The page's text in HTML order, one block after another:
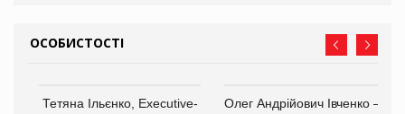
ОСОБИСТОСТІ
Тетяна Ільєнко, Executive-
Олег Андрійович Івченко —